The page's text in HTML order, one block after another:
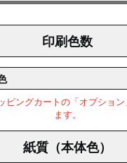
印刷色数
ピングカートの「オプショ
ます。
紙質（本体色）